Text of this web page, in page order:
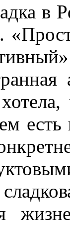
в
есть